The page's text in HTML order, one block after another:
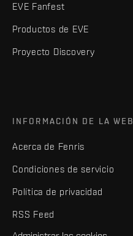
EVE Fanfest
Productos de EVE
Proyecto Discovery
INFORMACIÓN DE LA WEB
Acerca de Fenris
Condiciones de servicio
Política de privacidad
RSS Feed